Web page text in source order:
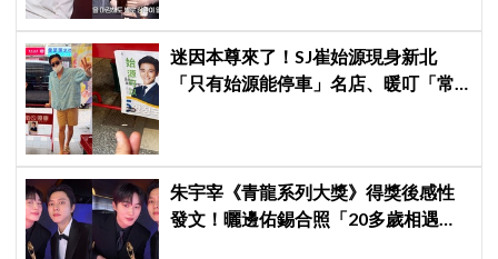
迷因本尊來了！SJ崔始源現身新北
「只有始源能停車」名店、暖叮「常
朱宇宰《青龍系列大獎》得獎後感性
發文！曬邊佑錫合照「20多歲相遇，